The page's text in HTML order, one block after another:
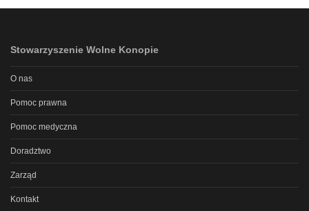
Stowarzyszenie Wolne Konopie
O nas
Pomoc prawna
Pomoc medyczna
Doradztwo
Zarząd
Kontakt